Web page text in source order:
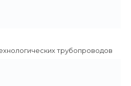
трубопроводов